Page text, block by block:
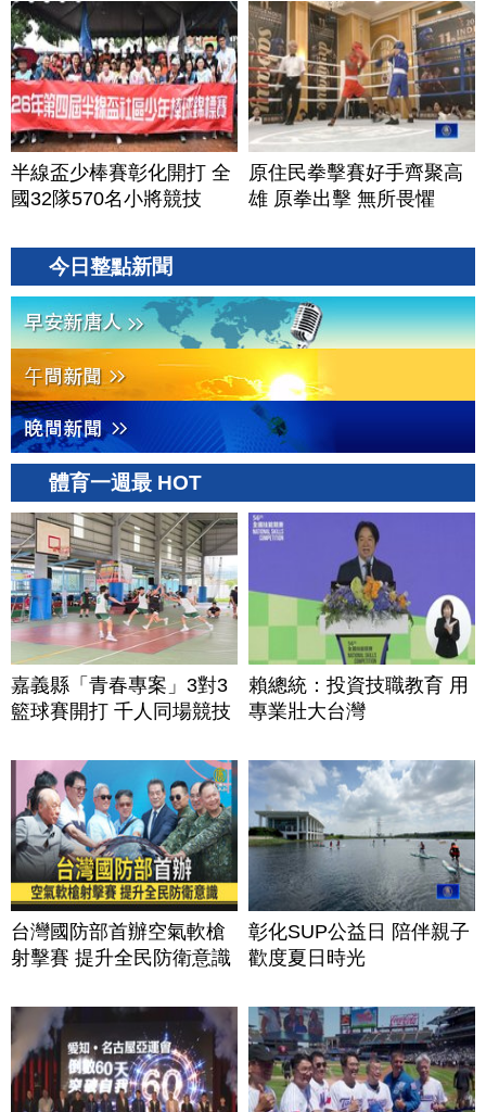
半線盃少棒賽彰化開打 全
國32隊570名小將競技
原住民拳擊賽好手齊聚高
雄 原拳出擊 無所畏懼
今日整點新聞
體育一週最 HOT
嘉義縣「青春專案」3對3
籃球賽開打 千人同場競技
賴總統：投資技職教育 用
專業壯大台灣
台灣國防部首辦空氣軟槍
射擊賽 提升全民防衛意識
彰化SUP公益日 陪伴親子
歡度夏日時光